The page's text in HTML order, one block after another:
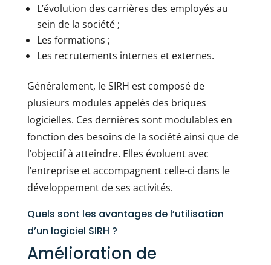
L’évolution des carrières des employés au
sein de la société ;
Les formations ;
Les recrutements internes et externes.
Généralement, le SIRH est composé de
plusieurs modules appelés des briques
logicielles. Ces dernières sont modulables en
fonction des besoins de la société ainsi que de
l’objectif à atteindre. Elles évoluent avec
l’entreprise et accompagnent celle-ci dans le
développement de ses activités.
Quels sont les avantages de l’utilisation
d’un logiciel SIRH ?
Amélioration de